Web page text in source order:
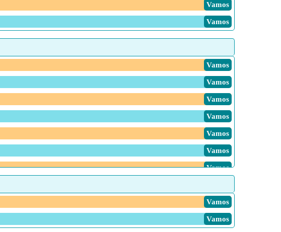
Vamos
Vamos
Vamos
Vamos
Vamos
Vamos
Vamos
Vamos
Vamos
Vamos
Vamos